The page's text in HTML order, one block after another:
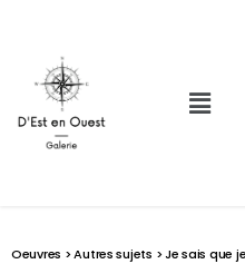
Oeuvres >Autres sujets > Je sais que